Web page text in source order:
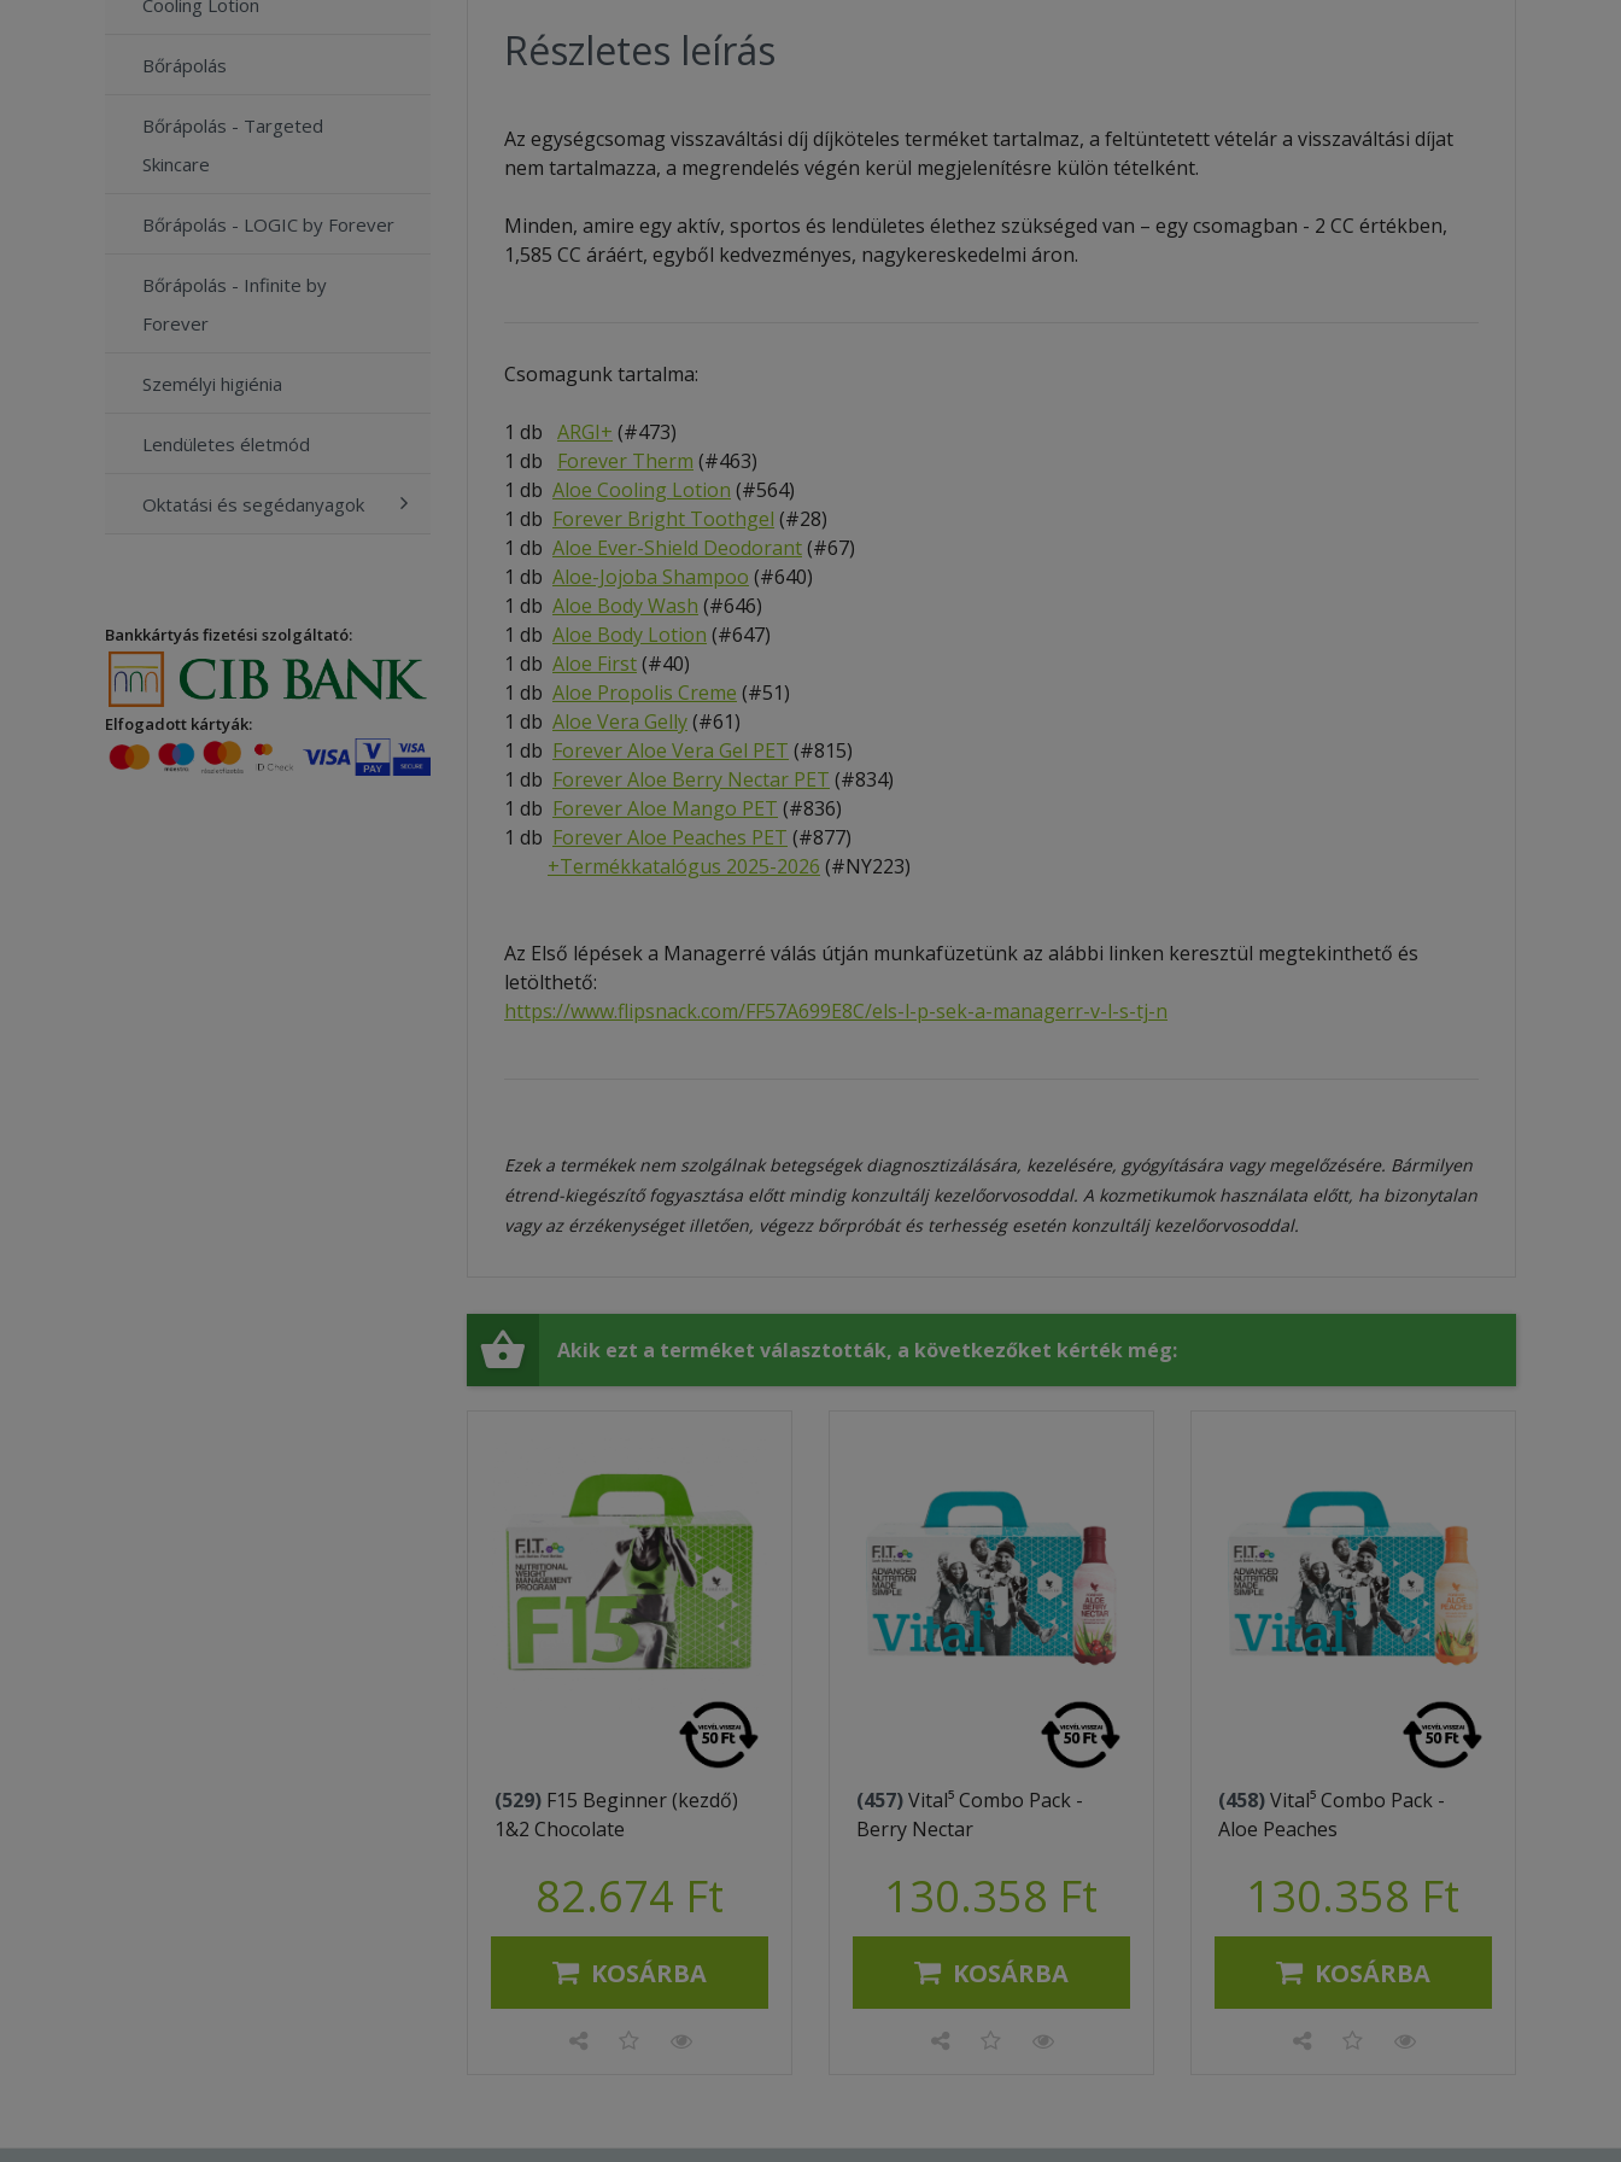
Bőrápolás
Bőrápolás - Targeted
Skincare
Bőrápolás - LOGIC by Forever
Bőrápolás - Infinite by
Forever
Személyi higiénia
Lendületes életmód
Oktatási és segédanyagok
Bankkártyás fizetési szolgáltató:
Elfogadott kártyák:
Részletes leírás
Az egységcsomag visszaváltási díj díjköteles terméket tartalmaz, a feltüntetett vételár a visszaváltási díjat
nem tartalmazza, a megrendelés végén kerül megjelenítésre külön tételként.
Minden, amire egy aktív, sportos és lendületes élethez szükséged van – egy csomagban - 2 CC értékben,
1,585 CC áráért, egyből kedvezményes, nagykereskedelmi áron.
Csomagunk tartalma:
1 db ARGI+ (#473)
1 db Forever Therm (#463)
1 db Aloe Cooling Lotion (#564)
1 db Forever Bright Toothgel (#28)
1 db Aloe Ever-Shield Deodorant(#67)
1 db Aloe-Jojoba Shampoo (#640)
1 db Aloe Body Wash (#646)
1 db Aloe Body Lotion (#647)
1 db Aloe First(#40)
1 db Aloe Propolis Creme (#51)
1 db Aloe Vera Gelly(#61)
1 db Forever Aloe Vera Gel PET (#815)
1 db Forever Aloe Berry Nectar PET (#834)
1 db Forever Aloe Mango PET (#836)
1 db Forever Aloe Peaches PET (#877)
+Termékkatalógus 2025-2026 (#NY223)
Az Első lépések a Managerré válás útján munkafüzetünk az alábbi linken keresztül megtekinthető és
letölthető:
https://www.flipsnack.com/FF57A699E8C/els-l-p-sek-a-managerr-v-l-s-tj-n
Ezek a termékek nem szolgálnak betegségek diagnosztizálására, kezelésére, gyógyítására vagy megelőzésére. Bármilyen
étrend-kiegészítő fogyasztása előtt mindig konzultálj kezelőorvosoddal. A kozmetikumok használata előtt, ha bizonytalan
vagy az érzékenységet illetően, végezz bőrpróbát és terhesség esetén konzultálj kezelőorvosoddal.
Akik ezt a terméket választották, a következőket kérték még:
(529) F15 Beginner (kezdő)
1&2 Chocolate
82.674 Ft
KOSÁRBA
(457)Vital⁵ Combo Pack -
Berry Nectar
130.358 Ft
KOSÁRBA
(458)Vital⁵ Combo Pack -
Aloe Peaches
130.358 Ft
KOSÁRBA